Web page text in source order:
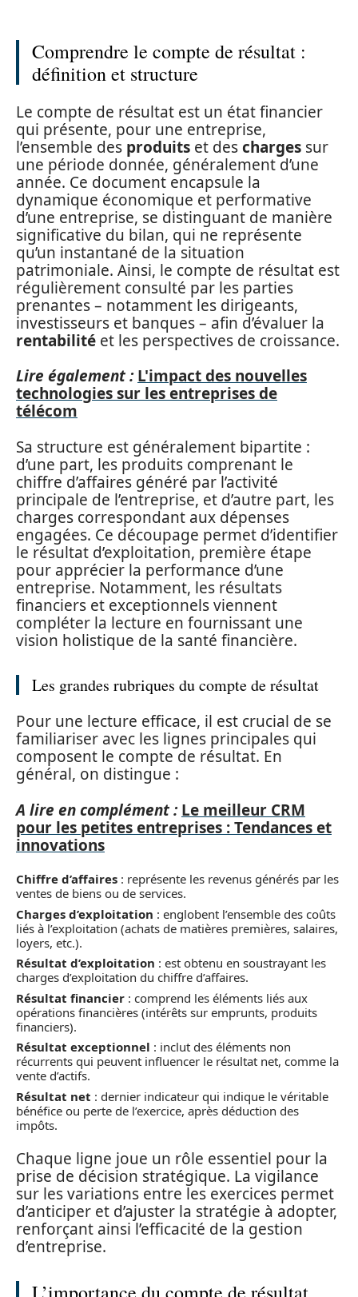
Comprendre le compte de résultat :
définition et structure
Le compte de résultat est un état financier
qui présente, pour une entreprise,
l’ensemble des produits et descharges sur
une période donnée, généralement d’une
année. Ce document encapsule la
dynamique économique et performative
d’une entreprise, se distinguant de manière
significative du bilan, qui ne représente
qu’un instantané de la situation
patrimoniale. Ainsi, le compte de résultat est
régulièrement consulté par les parties
prenantes – notamment les dirigeants,
investisseurs et banques – afin d’évaluer la
rentabilité et les perspectives de croissance.
Lire également : L'impact des nouvelles
technologies sur les entreprises de
télécom
Sa structure est généralement bipartite :
d’une part, les produits comprenant le
chiffre d’affaires généré par l’activité
principale de l’entreprise, et d’autre part, les
charges correspondant aux dépenses
engagées. Ce découpage permet d’identifier
le résultat d’exploitation, première étape
pour apprécier la performance d’une
entreprise. Notamment, les résultats
financiers et exceptionnels viennent
compléter la lecture en fournissant une
vision holistique de la santé financière.
Les grandes rubriques du compte de résultat
Pour une lecture efficace, il est crucial de se
familiariser avec les lignes principales qui
composent le compte de résultat. En
général, on distingue :
A lire en complément : Le meilleur CRM
pour les petites entreprises : Tendances et
innovations
Chiffre d’affaires : représente les revenus générés par les
ventes de biens ou de services.
Charges d’exploitation : englobent l’ensemble des coûts
liés à l’exploitation (achats de matières premières, salaires,
loyers, etc.).
Résultat d’exploitation : est obtenu en soustrayant les
charges d’exploitation du chiffre d’affaires.
Résultat financier : comprend les éléments liés aux
opérations financières (intérêts sur emprunts, produits
financiers).
Résultat exceptionnel : inclut des éléments non
récurrents qui peuvent influencer le résultat net, comme la
vente d’actifs.
Résultat net : dernier indicateur qui indique le véritable
bénéfice ou perte de l’exercice, après déduction des
impôts.
Chaque ligne joue un rôle essentiel pour la
prise de décision stratégique. La vigilance
sur les variations entre les exercices permet
d’anticiper et d’ajuster la stratégie à adopter,
renforçant ainsi l’efficacité de la gestion
d’entreprise.